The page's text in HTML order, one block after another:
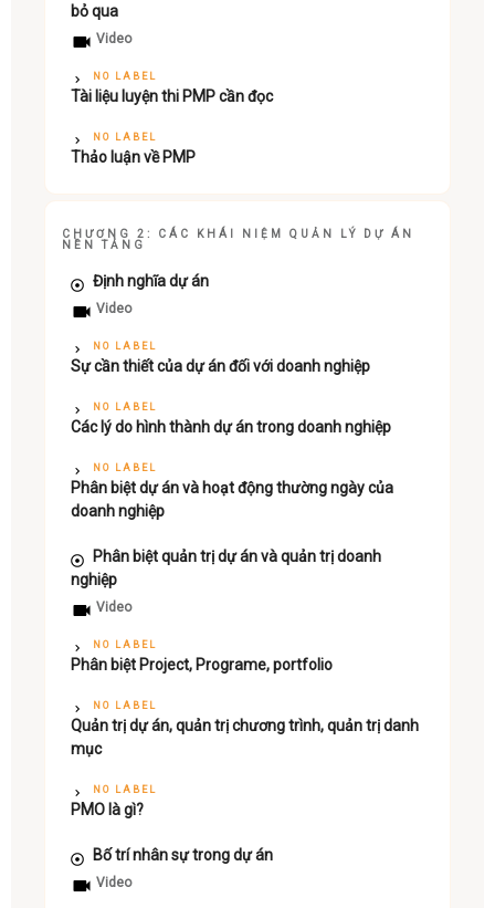
bỏ qua
Video
NO LABEL
Tài liệu luyện thi PMP cần đọc
NO LABEL
Thảo luận về PMP
CHƯƠNG 2: CÁC KHÁI NIỆM QUẢN LÝ DỰ ÁN
NỀN TẢNG
Định nghĩa dự án
Video
NO LABEL
Sự cần thiết của dự án đối với doanh nghiệp
NO LABEL
Các lý do hình thành dự án trong doanh nghiệp
NO LABEL
Phân biệt dự án và hoạt động thường ngày của
doanh nghiệp
Phân biệt quản trị dự án và quản trị doanh
nghiệp
Video
NO LABEL
Phân biệt Project, Programe, portfolio
NO LABEL
Quản trị dự án, quản trị chương trình, quản trị danh
mục
NO LABEL
PMO là gì?
Bố trí nhân sự trong dự án
Video